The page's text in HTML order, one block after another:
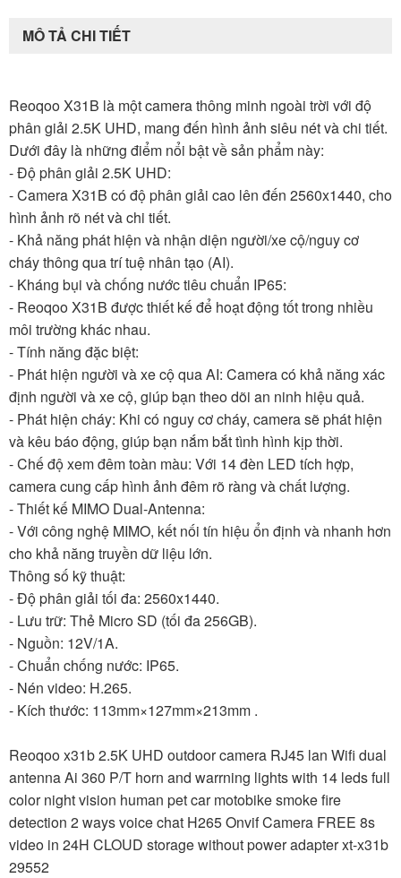
MÔ TẢ CHI TIẾT
Reoqoo X31B là một camera thông minh ngoài trời với độ
phân giải 2.5K UHD, mang đến hình ảnh siêu nét và chi tiết.
Dưới đây là những điểm nổi bật về sản phẩm này:
- Độ phân giải 2.5K UHD:
- Camera X31B có độ phân giải cao lên đến 2560x1440, cho
hình ảnh rõ nét và chi tiết.
- Khả năng phát hiện và nhận diện người/xe cộ/nguy cơ
cháy thông qua trí tuệ nhân tạo (AI).
- Kháng bụi và chống nước tiêu chuẩn IP65:
- Reoqoo X31B được thiết kế để hoạt động tốt trong nhiều
môi trường khác nhau.
- Tính năng đặc biệt:
- Phát hiện người và xe cộ qua AI: Camera có khả năng xác
định người và xe cộ, giúp bạn theo dõi an ninh hiệu quả.
- Phát hiện cháy: Khi có nguy cơ cháy, camera sẽ phát hiện
và kêu báo động, giúp bạn nắm bắt tình hình kịp thời.
- Chế độ xem đêm toàn màu: Với 14 đèn LED tích hợp,
camera cung cấp hình ảnh đêm rõ ràng và chất lượng.
- Thiết kế MIMO Dual-Antenna:
- Với công nghệ MIMO, kết nối tín hiệu ổn định và nhanh hơn
cho khả năng truyền dữ liệu lớn.
Thông số kỹ thuật:
- Độ phân giải tối đa: 2560x1440.
- Lưu trữ: Thẻ Micro SD (tối đa 256GB).
- Nguồn: 12V/1A.
- Chuẩn chống nước: IP65.
- Nén video: H.265.
- Kích thước: 113mm×127mm×213mm .
Reoqoo x31b 2.5K UHD outdoor camera RJ45 lan Wifi dual
antenna Ai 360 P/T horn and warrning lights with 14 leds full
color night vision human pet car motobike smoke fire
detection 2 ways voice chat H265 Onvif Camera FREE 8s
video in 24H CLOUD storage without power adapter xt-x31b
29552